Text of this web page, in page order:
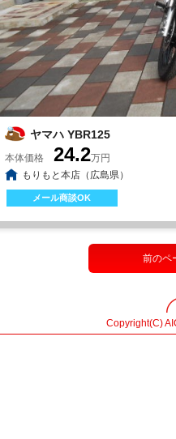
ヤマハ YBR125
本体価格 24.2万円
もりもと本店（広島県）
メール商談OK
前のペ
Copyright(C)